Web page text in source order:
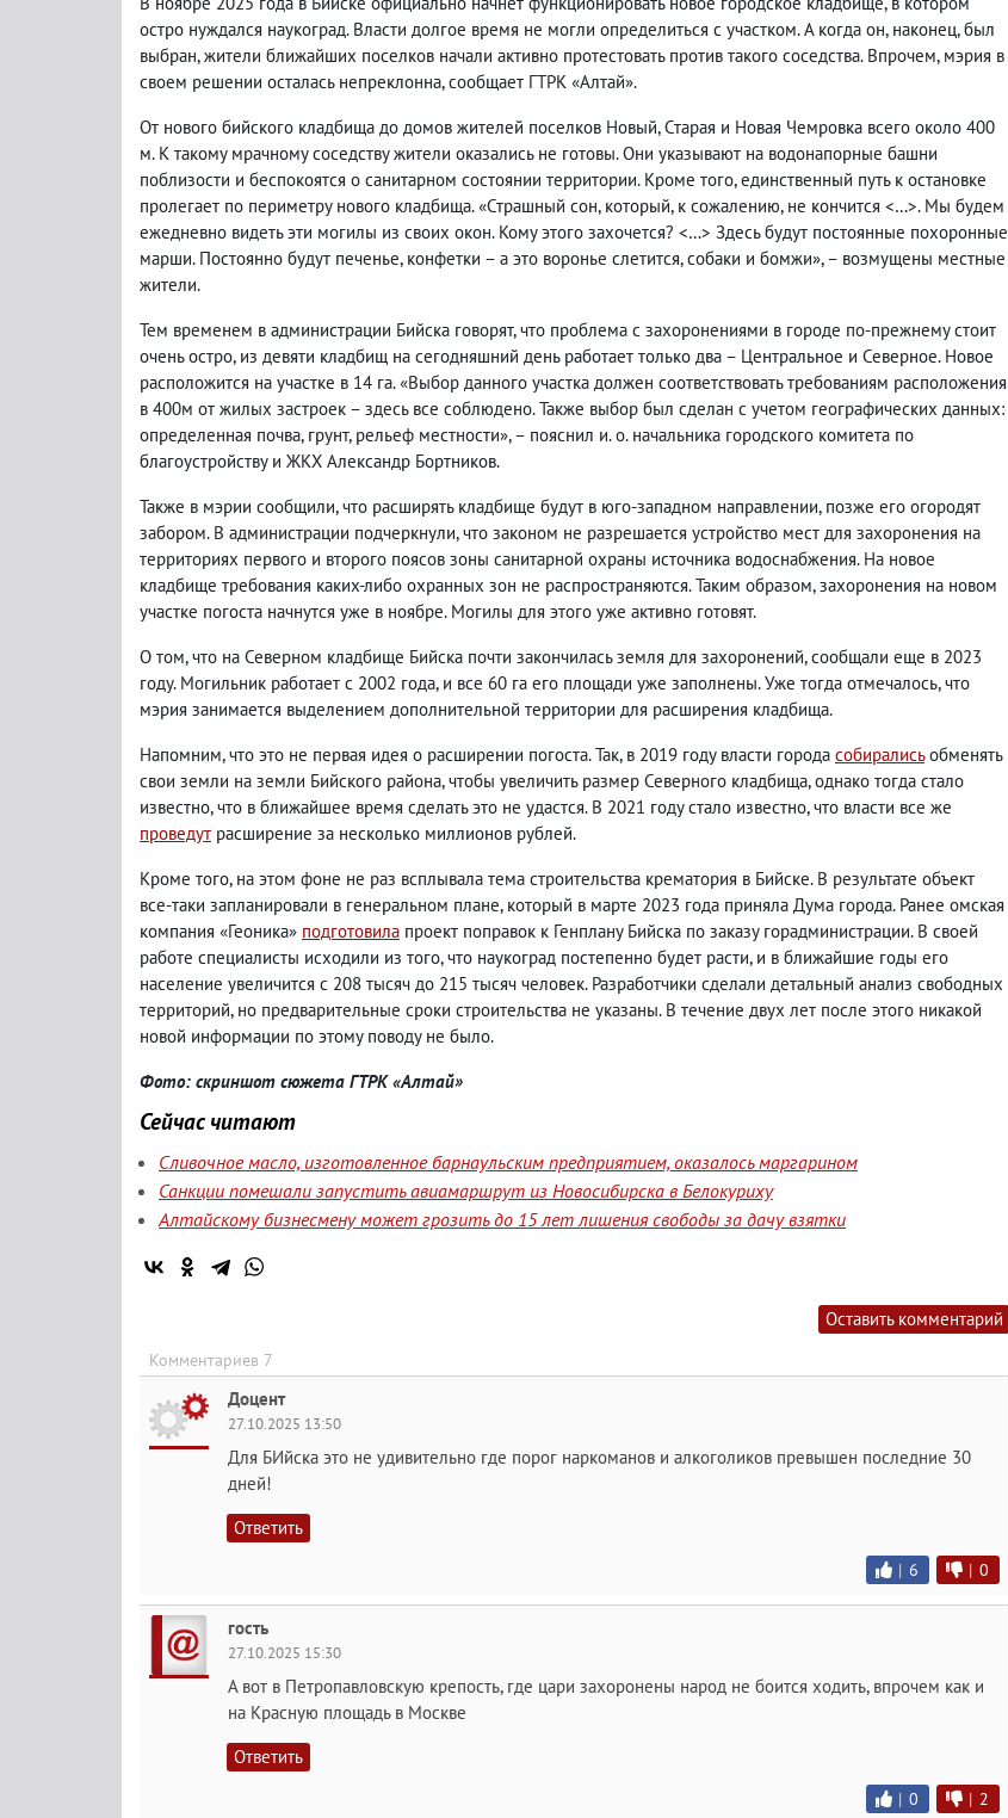
остро нуждался наукоград. Власти долгое время не могли определиться с участком. А когда он, наконец, был
выбран, жители ближайших поселков начали активно протестовать против такого соседства. Впрочем, мэрия в
своем решении осталась непреклонна, сообщает ГТРК «Алтай».
От нового бийского кладбища до домов жителей поселков Новый, Старая и Новая Чемровка всего около 400
м. К такому мрачному соседству жители оказались не готовы. Они указывают на водонапорные башни
поблизости и беспокоятся о санитарном состоянии территории. Кроме того, единственный путь к остановке
пролегает по периметру нового кладбища. «Страшный сон, который, к сожалению, не кончится <…>. Мы будем
ежедневно видеть эти могилы из своих окон. Кому этого захочется? <…> Здесь будут постоянные похоронные
марши. Постоянно будут печенье, конфетки – а это воронье слетится, собаки и бомжи», – возмущены местные
жители.
Тем временем в администрации Бийска говорят, что проблема с захоронениями в городе по-прежнему стоит
очень остро, из девяти кладбищ на сегодняшний день работает только два – Центральное и Северное. Новое
расположится на участке в 14 га. «Выбор данного участка должен соответствовать требованиям расположения
в 400м от жилых застроек – здесь все соблюдено. Также выбор был сделан с учетом географических данных:
определенная почва, грунт, рельеф местности», – пояснил и. о. начальника городского комитета по
благоустройству и ЖКХ Александр Бортников.
Также в мэрии сообщили, что расширять кладбище будут в юго-западном направлении, позже его огородят
забором. В администрации подчеркнули, что законом не разрешается устройство мест для захоронения на
территориях первого и второго поясов зоны санитарной охраны источника водоснабжения. На новое
кладбище требования каких-либо охранных зон не распространяются. Таким образом, захоронения на новом
участке погоста начнутся уже в ноябре. Могилы для этого уже активно готовят.
О том, что на Северном кладбище Бийска почти закончилась земля для захоронений, сообщали еще в 2023
году. Могильник работает с 2002 года, и все 60 га его площади уже заполнены. Уже тогда отмечалось, что
мэрия занимается выделением дополнительной территории для расширения кладбища.
Напомним, что это не первая идея о расширении погоста. Так, в 2019 году власти города собиралисьобменять
свои земли на земли Бийского района, чтобы увеличить размер Северного кладбища, однако тогда стало
известно, что в ближайшее время сделать это не удастся. В 2021 году стало известно, что власти все же
проведут расширение за несколько миллионов рублей.
Кроме того, на этом фоне не раз всплывала тема строительства крематория в Бийске. В результате объект
все-таки запланировали в генеральном плане, который в марте 2023 года приняла Дума города. Ранее омская
компания «Геоника» подготовила проект поправок к Генплану Бийска по заказу горадминистрации. В своей
работе специалисты исходили из того, что наукоград постепенно будет расти, и в ближайшие годы его
население увеличится с 208 тысяч до 215 тысяч человек. Разработчики сделали детальный анализ свободных
территорий, но предварительные сроки строительства не указаны. В течение двух лет после этого никакой
новой информации по этому поводу не было.
Фото: скриншот сюжета ГТРК «Алтай»
Сейчас читают
Сливочное масло, изготовленное барнаульским предприятием, оказалось маргарином
Санкции помешали запустить авиамаршрут из Новосибирска в Белокуриху
Алтайскому бизнесмену может грозить до 15 лет лишения свободы за дачу взятки
Оставить комментарий
Комментариев 7
Доцент
27.10.2025 13:50
Для БИйска это не удивительно где порог наркоманов и алкоголиков превышен последние 30
дней!
Ответить
| 6 | 0
гость
27.10.2025 15:30
А вот в Петропавловскую крепость, где цари захоронены народ не боится ходить, впрочем как и
на Красную площадь в Москве
Ответить
| 0 | 2